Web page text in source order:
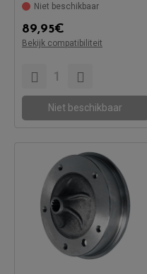
Niet beschikbaar
89,95€
Bekijk compatibiliteit
Compatibel met:
Niet beschikbaar